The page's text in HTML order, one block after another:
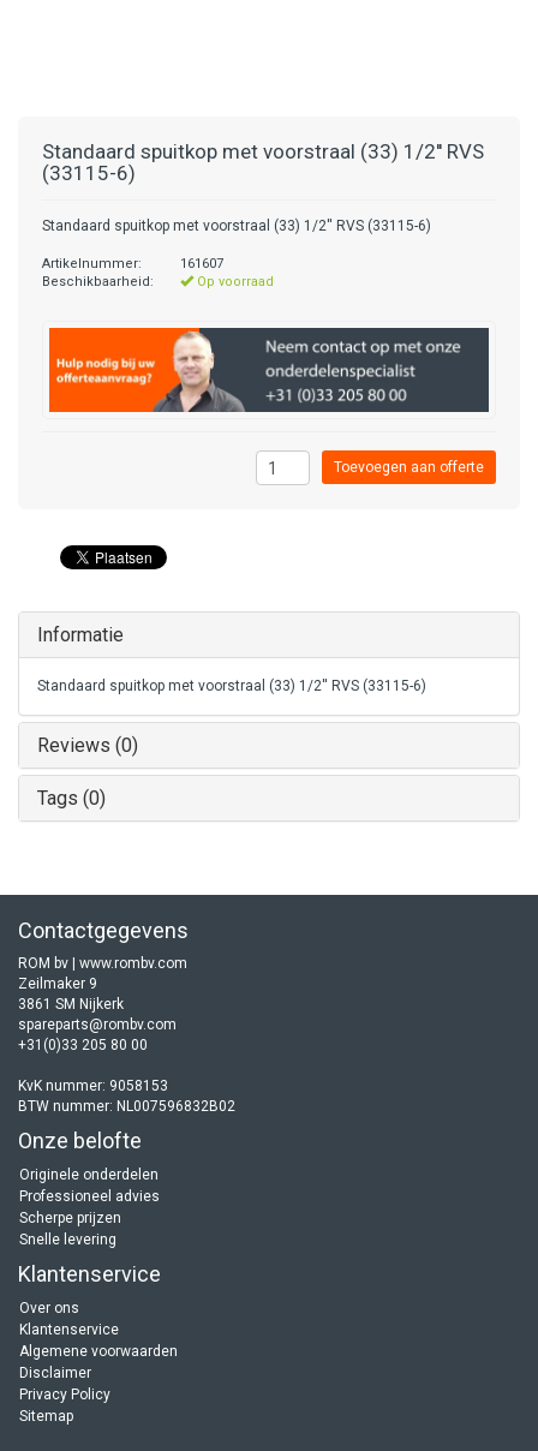
Standaard spuitkop met voorstraal (33) 1/2'' RVS
(33115-6)
Standaard spuitkop met voorstraal (33) 1/2'' RVS (33115-6)
Artikelnummer:
161607
Beschikbaarheid:
Op voorraad
Toevoegen aan offerte
Informatie
Standaard spuitkop met voorstraal (33) 1/2'' RVS (33115-6)
Reviews (0)
Tags (0)
Contactgegevens
ROM bv | www.rombv.com
Zeilmaker 9
3861 SM Nijkerk
spareparts@rombv.com
+31(0)33 205 80 00
KvK nummer: 9058153
BTW nummer: NL007596832B02
Onze belofte
Originele onderdelen
Professioneel advies
Scherpe prijzen
Snelle levering
Klantenservice
Over ons
Klantenservice
Algemene voorwaarden
Disclaimer
Privacy Policy
Sitemap